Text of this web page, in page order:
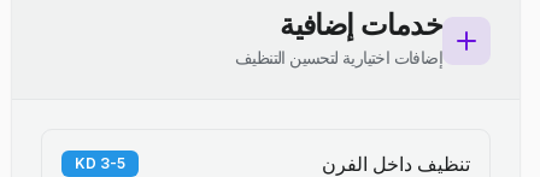
خدمات إضافية
إضافات اختيارية لتحسين التنظيف
تنظيف داخل الفرن 3-5 KD